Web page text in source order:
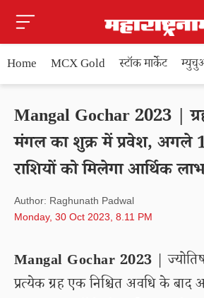
Home MCX Gold स्टॉक मार्केट
Mangal Gochar 2023 |
मंगल का शुक्र में प्रवेश, अगले
राशियों को मिलेगा आर्थिक
Author: Raghunath Padwal
Monday, 30 Oct 2023, 8.11 PM
Mangal Gochar 2023 |
प्रत्येक ग्रह एक निश्चित अवधि के बाद